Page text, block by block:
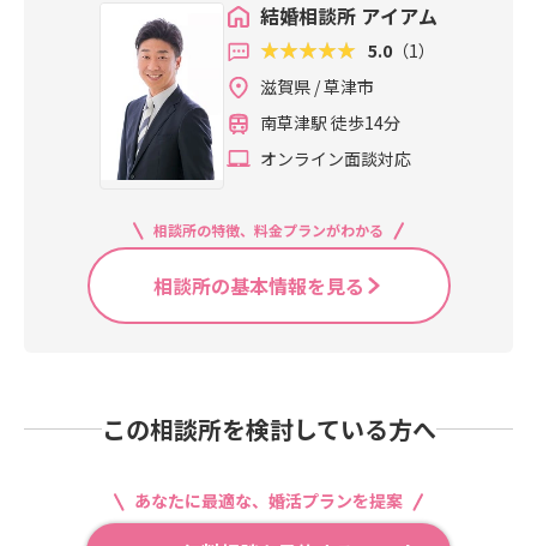
結婚相談所 アイアム
5.0 （1）
滋賀県 / 草津市
南草津駅 徒歩14分
オンライン面談対応
相談所の特徴、料金プランがわかる
相談所の基本情報を見る
この相談所を検討している方へ
あなたに最適な、婚活プランを提案